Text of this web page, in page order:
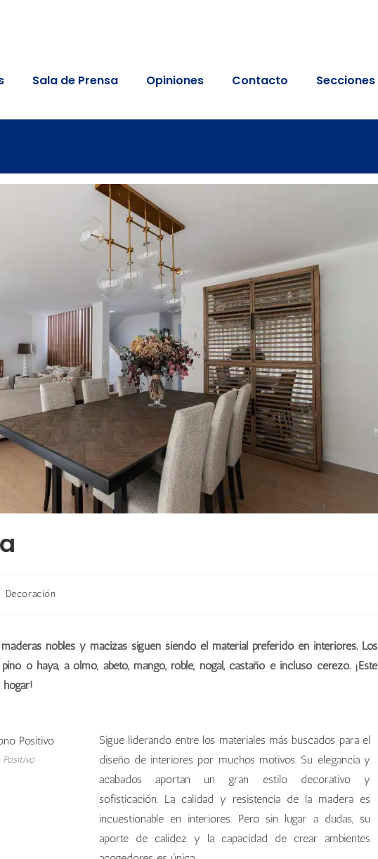
Sala de Prensa Opiniones Contacto Secciones
Decoración
nobles y macizas siguen siendo el material preferido en interiores. Los
o haya, a olmo, abeto, mango, roble, nogal, castaño e incluso cerezo. ¡Este
Positivo
Sigue liderando entre los materiales más buscados para el
diseño de interiores por muchos motivos. Su elegancia y
acabados aportan un gran estilo decorativo y
sofisticación. La calidad y resistencia de la madera es
incuestionable en interiores. Pero sin lugar a dudas, su
aporte de calidez y la capacidad de crear ambientes